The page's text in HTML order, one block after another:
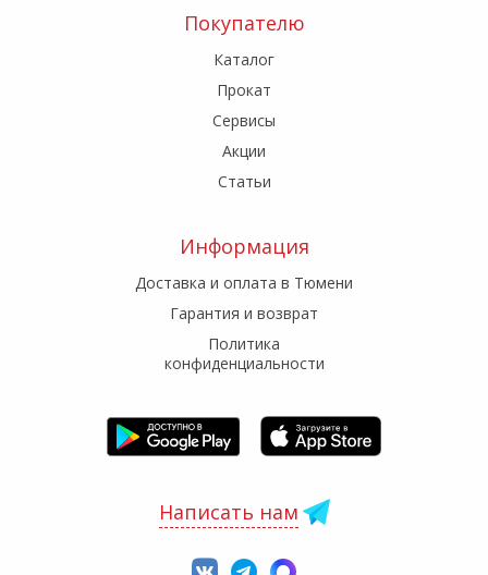
Покупателю
Каталог
Прокат
Сервисы
Акции
Статьи
Информация
Доставка и оплата в Тюмени
Гарантия и возврат
Политика
конфиденциальности
Написать нам